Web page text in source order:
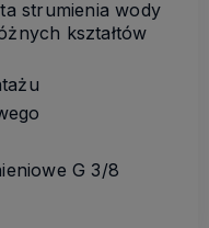
strumienia wody
kształtów
G 3/8